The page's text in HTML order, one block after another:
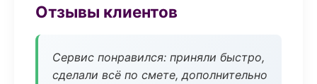
Отзывы клиентов
Сервис понравился: приняли быстро,
сделали всё по смете, дополнительно